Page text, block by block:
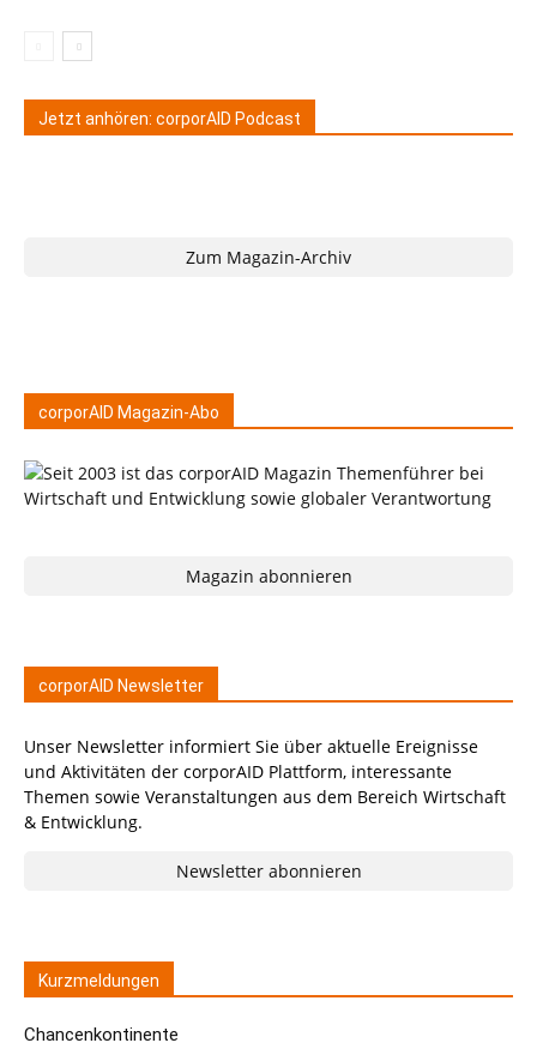
Jetzt anhören: corporAID Podcast
Zum Magazin-Archiv
corporAID Magazin-Abo
Magazin abonnieren
corporAID Newsletter
Unser Newsletter informiert Sie über aktuelle Ereignisse
und Aktivitäten der corporAID Plattform, interessante
Themen sowie Veranstaltungen aus dem Bereich Wirtschaft
& Entwicklung.
Newsletter abonnieren
Kurzmeldungen
Chancenkontinente